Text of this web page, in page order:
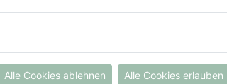
auf
Alle Cookies ablehnen Alle Cookies erlauben